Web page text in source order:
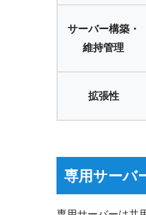
サーバー構築・
維持管理
拡張性
専用サーバ